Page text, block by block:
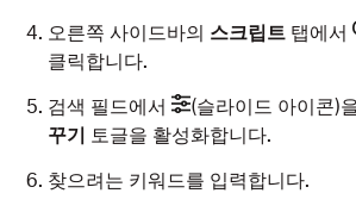
오른쪽 사이드바의 스크립트 탭에서
클릭합니다.
검색 필드에서
(슬라이드 아이콘)
꾸기 토글을 활성화합니다.
찾으려는 키워드를 입력합니다.